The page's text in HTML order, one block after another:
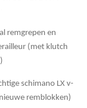
remgrepen en
(met klutch
schimano LX v-
remblokken)